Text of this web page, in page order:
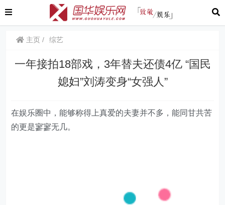
主页 综艺
一年接拍18部戏，3年替夫还债4亿 “国民
媳妇”刘涛变身“女强人”
在娱乐圈中，能够称得上真爱的夫妻并不多，能同甘共苦
的更是寥寥无几。